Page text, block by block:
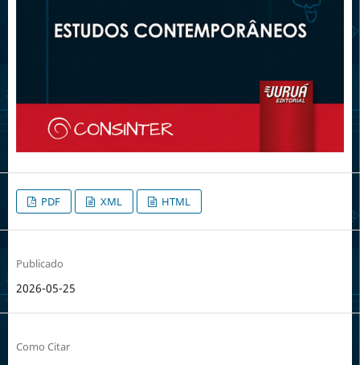
PDF XML HTML
Publicado
2026-05-25
Como Citar